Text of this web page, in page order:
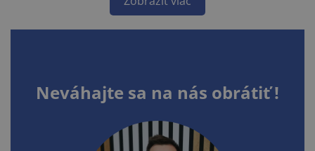
Neváhajte sa na nás obrátiť !